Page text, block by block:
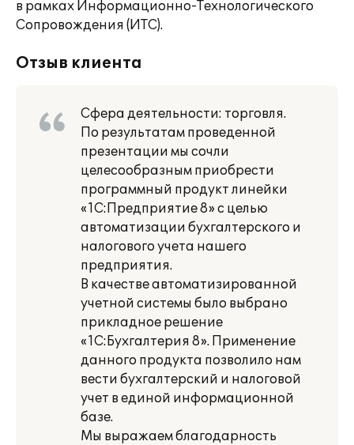
в рамках Информационно-Технологического
Сопровождения (ИТС).
Отзыв клиента
Сфера деятельности: торговля.
По результатам проведенной
презентации мы сочли
целесообразным приобрести
программный продукт линейки
«1С:Предприятие 8» с целью
автоматизации бухгалтерского и
налогового учета нашего
предприятия.
В качестве автоматизированной
учетной системы было выбрано
прикладное решение
«1С:Бухгалтерия 8». Применение
данного продукта позволило нам
вести бухгалтерский и налоговой
учет в единой информационной
базе.
Мы выражаем благодарность